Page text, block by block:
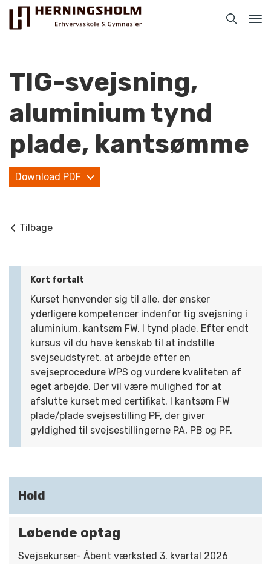
Praktisk
For ledige
For beskæftigede
Kontakt
TIG-svejsning,
aluminium tynd
plade, kantsømme
Download PDF
Tilbage
Kort fortalt
Kurset henvender sig til alle, der ønsker
yderligere kompetencer indenfor tig svejsning i
aluminium, kantsøm FW. I tynd plade. Efter endt
kursus vil du have kenskab til at indstille
svejseudstyret, at arbejde efter en
svejseprocedure WPS og vurdere kvaliteten af
eget arbejde. Der vil være mulighed for at
afslutte kurset med certifikat. I kantsøm FW
plade/plade svejsestilling PF, der giver
gyldighed til svejsestillingerne PA, PB og PF.
Hold
Løbende optag
Svejsekurser- Åbent værksted 3. kvartal 2026